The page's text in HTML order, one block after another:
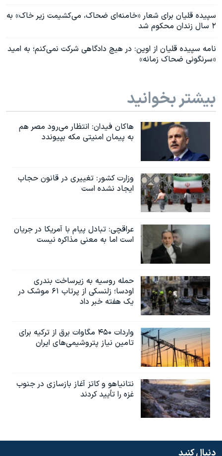
سپیده قلیان برای شعار «خامنه‌ای ضحاک، می‌کشیمت زیر خاک» به
۲ سال زندان محکوم شد
نامه سپیده قلیان از اوین: در هیچ دادگاهی شرکت نمی‌کنم؛ به امید
«سرنگونی ضحاک زمانه»
بیشتر بخوانید
هاکان فیدان: انتظار می‌رود مصر هم
به پیمان امنیتی مکه بپیوندد
وزارت کشور: تغییری در قانون حجاب
ایجاد نشده است
عراقچی: تبادل پیام با آمریکا در جریان
است اما به معنی مذاکره نیست
حمله روسیه به زیرساخت بندری
اودسا؛ زلنسکی از پرتاب ۶۱ موشک در
یک هفته خبر داد
واردات ۴۵۰ مگاوات برق از ترکیه برای
تامین نیاز پتروشیمی‌های ایران
نتانیاهو و کاتز آغاز بازسازی در جنوب
غزه را تأیید کردند